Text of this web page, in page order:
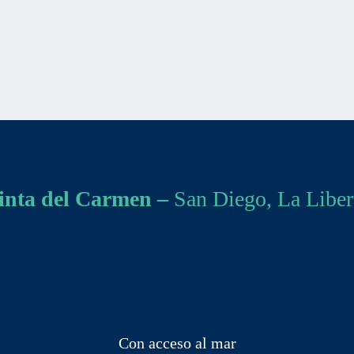
del Carmen – San Diego, La
Con acceso al mar